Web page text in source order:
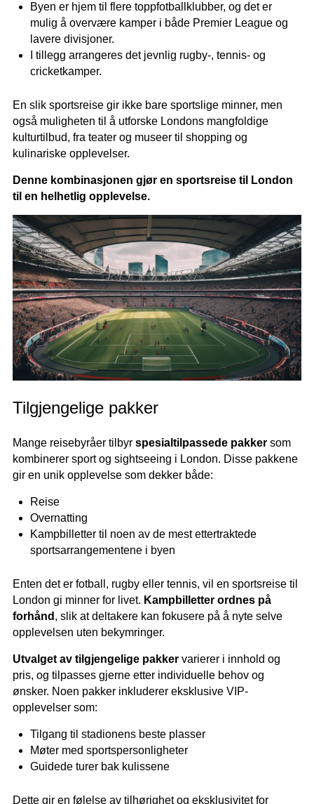
Byen er hjem til flere toppfotballklubber, og det er
mulig å overvære kamper i både Premier League og
lavere divisjoner.
I tillegg arrangeres det jevnlig rugby-, tennis- og
cricketkamper.
En slik sportsreise gir ikke bare sportslige minner, men
også muligheten til å utforske Londons mangfoldige
kulturtilbud, fra teater og museer til shopping og
kulinariske opplevelser.
Denne kombinasjonen gjør en sportsreise til London
til en helhetlig opplevelse.
Tilgjengelige pakker
Mange reisebyråer tilbyr spesialtilpassede pakkersom
kombinerer sport og sightseeing i London. Disse pakkene
gir en unik opplevelse som dekker både:
Reise
Overnatting
Kampbilletter til noen av de mest ettertraktede
sportsarrangementene i byen
Enten det er fotball, rugby eller tennis, vil en sportsreise til
London gi minner for livet. Kampbilletter ordnes på
forhånd , slik at deltakere kan fokusere på å nyte selve
opplevelsen uten bekymringer.
Utvalget av tilgjengelige pakkervarierer i innhold og
pris, og tilpasses gjerne etter individuelle behov og
ønsker. Noen pakker inkluderer eksklusive VIP-
opplevelser som:
Tilgang til stadionens beste plasser
Møter med sportspersonligheter
Guidede turer bak kulissene
Dette gir en følelse av tilhørighet og eksklusivitet for